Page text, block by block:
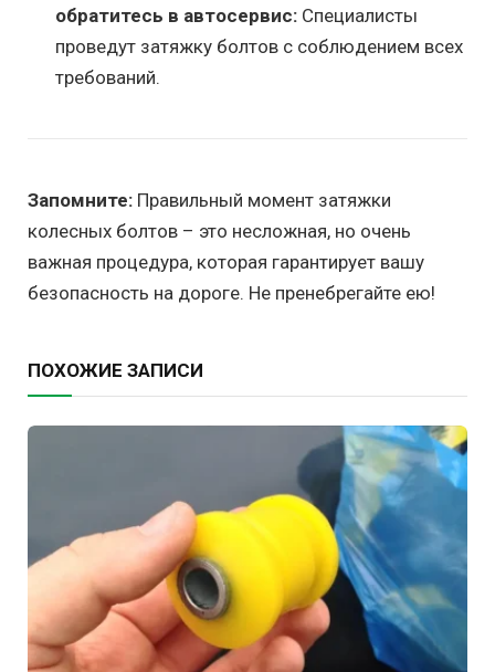
обратитесь в автосервис: Специалисты
проведут затяжку болтов с соблюдением всех
требований.
Запомните: Правильный момент затяжки
колесных болтов – это несложная, но очень
важная процедура, которая гарантирует вашу
безопасность на дороге. Не пренебрегайте ею!
ПОХОЖИЕ ЗАПИСИ